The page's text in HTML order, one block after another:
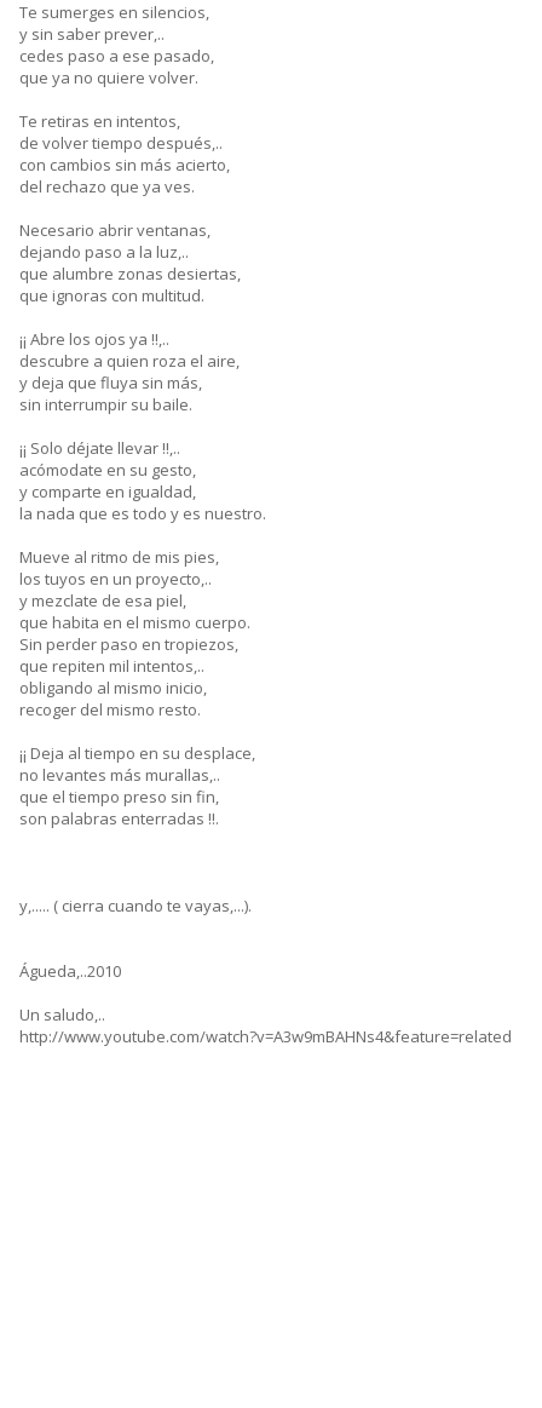
Te sumerges en silencios,
y sin saber prever,..
cedes paso a ese pasado,
que ya no quiere volver.
Te retiras en intentos,
de volver tiempo después,..
con cambios sin más acierto,
del rechazo que ya ves.
Necesario abrir ventanas,
dejando paso a la luz,..
que alumbre zonas desiertas,
que ignoras con multitud.
¡¡ Abre los ojos ya !!,..
descubre a quien roza el aire,
y deja que fluya sin más,
sin interrumpir su baile.
¡¡ Solo déjate llevar !!,..
acómodate en su gesto,
y comparte en igualdad,
la nada que es todo y es nuestro.
Mueve al ritmo de mis pies,
los tuyos en un proyecto,..
y mezclate de esa piel,
que habita en el mismo cuerpo.
Sin perder paso en tropiezos,
que repiten mil intentos,..
obligando al mismo inicio,
recoger del mismo resto.
¡¡ Deja al tiempo en su desplace,
no levantes más murallas,..
que el tiempo preso sin fin,
son palabras enterradas !!.
y,..... ( cierra cuando te vayas,...).
Águeda,..2010
Un saludo,..
http://www.youtube.com/watch?v=A3w9mBAHNs4&feature=related